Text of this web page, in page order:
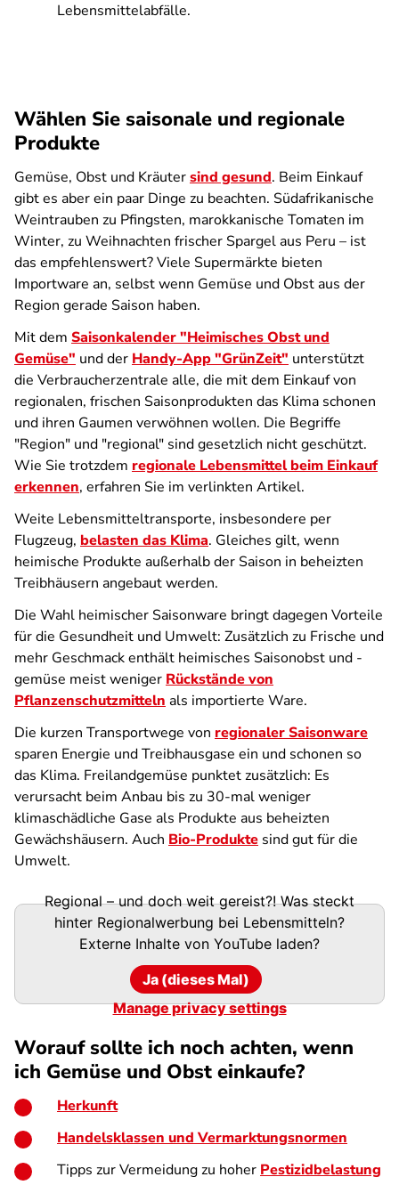
Lebensmittelabfälle.
Wählen Sie saisonale und regionale
Produkte
Gemüse, Obst und Kräutersind gesund. Beim Einkauf
gibt es aber ein paar Dinge zu beachten. Südafrikanische
Weintrauben zu Pfingsten, marokkanische Tomaten im
Winter, zu Weihnachten frischer Spargel aus Peru – ist
das empfehlenswert? Viele Supermärkte bieten
Importware an, selbst wenn Gemüse und Obst aus der
Region gerade Saison haben.
Mit dem Saisonkalender "Heimisches Obst und
Gemüse" und der Handy-App "GrünZeit" unterstützt
die Verbraucherzentrale alle, die mit dem Einkauf von
regionalen, frischen Saisonprodukten das Klima schonen
und ihren Gaumen verwöhnen wollen. Die Begriffe
"Region" und "regional" sind gesetzlich nicht geschützt.
Wie Sie trotzdem regionale Lebensmittel beim Einkauf
erkennen, erfahren Sie im verlinkten Artikel.
Weite Lebensmitteltransporte, insbesondere per
Flugzeug, belasten das Klima. Gleiches gilt, wenn
heimische Produkte außerhalb der Saison in beheizten
Treibhäusern angebaut werden.
Die Wahl heimischer Saisonware bringt dagegen Vorteile
für die Gesundheit und Umwelt: Zusätzlich zu Frische und
mehr Geschmack enthält heimisches Saisonobst und -
gemüse meist weniger Rückstände von
Pflanzenschutzmitteln als importierte Ware.
Die kurzen Transportwege von regionaler Saisonware
sparen Energie und Treibhausgase ein und schonen so
das Klima. Freilandgemüse punktet zusätzlich: Es
verursacht beim Anbau bis zu 30-mal weniger
klimaschädliche Gase als Produkte aus beheizten
Gewächshäusern. Auch Bio-Produkte sind gut für die
Umwelt.
Regional – und doch weit gereist?! Was steckt
hinter Regionalwerbung bei Lebensmitteln?
Externe Inhalte von YouTube laden?
Ja (dieses Mal)
Manage privacy settings
Worauf sollte ich noch achten, wenn
ich Gemüse und Obst einkaufe?
Herkunft
Handelsklassen und Vermarktungsnormen
Tipps zur Vermeidung zu hoher Pestizidbelastung